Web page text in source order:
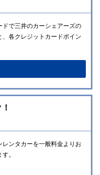
ドで三井のカーシェアーズの
、各クレジットカードポイン
レンタカーを一般料金よりお
。